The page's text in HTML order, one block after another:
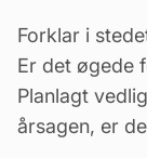
Forklar i
Er det øgede
Planlagt
årsagen, er